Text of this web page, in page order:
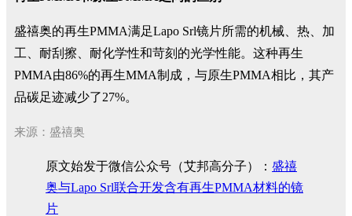
盛禧奥的再生PMMA满足Lapo Srl镜片所需的机械、热、加
工、耐刮擦、耐化学性和苛刻的光学性能。这种再生
PMMA由86%的再生MMA制成，与原生PMMA相比，其产
品碳足迹减少了27%。
来源：盛禧奥
原文始发于微信公众号（艾邦高分子）： 盛禧
奥与Lapo Srl联合开发含有再生PMMA材料的镜
片